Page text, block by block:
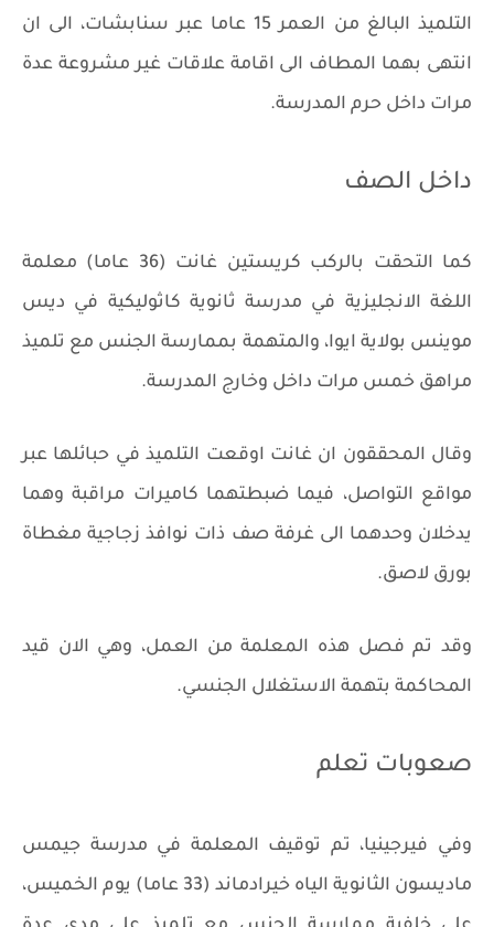
التلميذ البالغ من العمر 15 عاما عبر سنابشات، الى ان
انتهى بهما المطاف الى اقامة علاقات غير مشروعة عدة
مرات داخل حرم المدرسة.
داخل الصف
كما التحقت بالركب كريستين غانت (36 عاما) معلمة
اللغة الانجليزية في مدرسة ثانوية كاثوليكية في ديس
موينس بولاية ايوا، والمتهمة بممارسة الجنس مع تلميذ
مراهق خمس مرات داخل وخارج المدرسة.
وقال المحققون ان غانت اوقعت التلميذ في حبائلها عبر
مواقع التواصل، فيما ضبطتهما كاميرات مراقبة وهما
يدخلان وحدهما الى غرفة صف ذات نوافذ زجاجية مغطاة
بورق لاصق.
وقد تم فصل هذه المعلمة من العمل، وهي الان قيد
المحاكمة بتهمة الاستغلال الجنسي.
صعوبات تعلم
وفي فيرجينيا، تم توقيف المعلمة في مدرسة جيمس
ماديسون الثانوية الياه خيرادماند (33 عاما) يوم الخميس،